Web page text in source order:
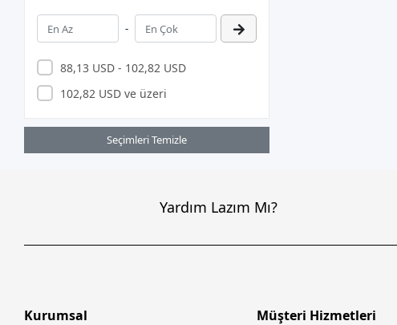
DREXEL
EVERCOOL
FONRI
-
88,13 USD - 102,82 USD
102,82 USD ve üzeri
Seçimleri Temizle
Yardım Lazım Mı?
Kurumsal Müşteri Hizmetleri